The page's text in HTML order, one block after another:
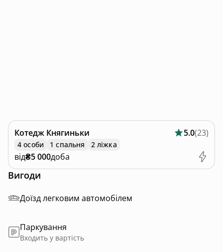
Котедж Княгиньки 5.0(23)
4 особи 1 спальня 2 ліжка
від₴5 000доба
Вигоди
Доїзд легковим автомобілем
Паркування
Входить у вартість